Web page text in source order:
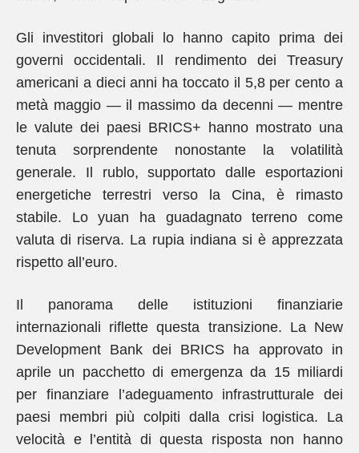
Gli investitori globali lo hanno capito prima dei
governi occidentali. Il rendimento dei Treasury
americani a dieci anni ha toccato il 5,8 per cento a
metà maggio — il massimo da decenni — mentre
le valute dei paesi BRICS+ hanno mostrato una
tenuta sorprendente nonostante la volatilità
generale. Il rublo, supportato dalle esportazioni
energetiche terrestri verso la Cina, è rimasto
stabile. Lo yuan ha guadagnato terreno come
valuta di riserva. La rupia indiana si è apprezzata
rispetto all’euro.
Il panorama delle istituzioni finanziarie
internazionali riflette questa transizione. La New
Development Bank dei BRICS ha approvato in
aprile un pacchetto di emergenza da 15 miliardi
per finanziare l’adeguamento infrastrutturale dei
paesi membri più colpiti dalla crisi logistica. La
velocità e l’entità di questa risposta non hanno